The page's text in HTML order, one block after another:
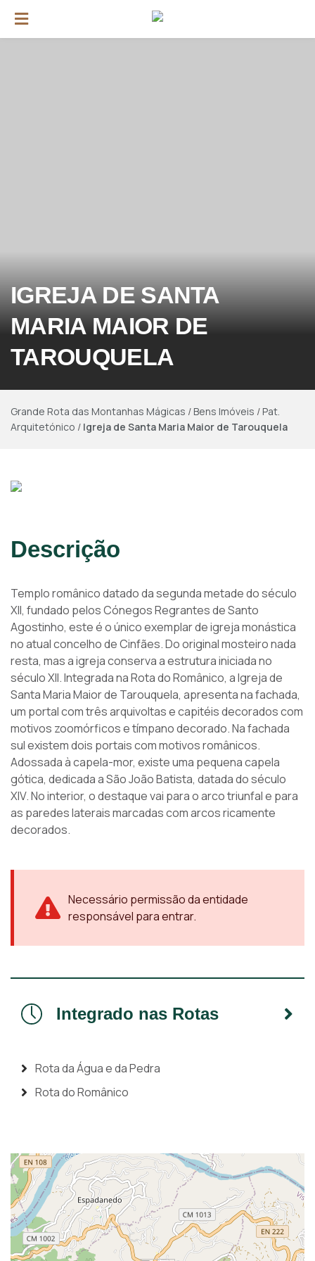
IGREJA DE SANTA
MARIA MAIOR DE
TAROUQUELA
Grande Rota das Montanhas Mágicas /Bens Imóveis /Pat.
Arquitetónico / Igreja de Santa Maria Maior de Tarouquela
Descrição
Templo românico datado da segunda metade do século
XII, fundado pelos Cónegos Regrantes de Santo
Agostinho, este é o único exemplar de igreja monástica
no atual concelho de Cinfães. Do original mosteiro nada
resta, mas a igreja conserva a estrutura iniciada no
século XII. Integrada na Rota do Românico, a Igreja de
Santa Maria Maior de Tarouquela, apresenta na fachada,
um portal com três arquivoltas e capitéis decorados com
motivos zoomórficos e tímpano decorado. Na fachada
sul existem dois portais com motivos românicos.
Adossada à capela-mor, existe uma pequena capela
gótica, dedicada a São João Batista, datada do século
XIV. No interior, o destaque vai para o arco triunfal e para
as paredes laterais marcadas com arcos ricamente
decorados.
Necessário permissão da entidade
responsável para entrar.
Integrado nas Rotas
Rota da Água e da Pedra
Rota do Românico